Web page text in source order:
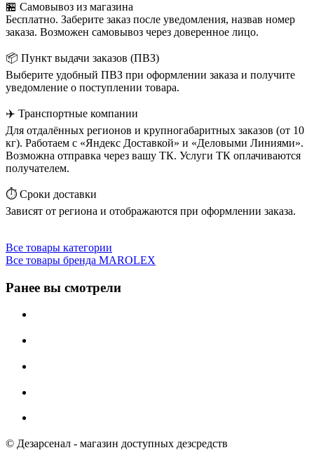
🏪 Самовывоз из магазина
Бесплатно. Заберите заказ после уведомления, назвав номер
заказа. Возможен самовывоз через доверенное лицо.
📦 Пункт выдачи заказов (ПВЗ)
Выберите удобный ПВЗ при оформлении заказа и получите
уведомление о поступлении товара.
✈️ Транспортные компании
Для отдалённых регионов и крупногабаритных заказов (от 10
кг). Работаем с «Яндекс Доставкой» и «Деловыми Линиями».
Возможна отправка через вашу ТК. Услуги ТК оплачиваются
получателем.
⏱️ Сроки доставки
Зависят от региона и отображаются при оформлении заказа.
Все товары категории
Все товары бренда MAROLEX
Ранее вы смотрели
© Дезарсенал - магазин доступных дезсредств